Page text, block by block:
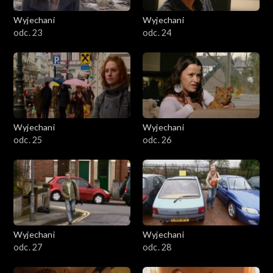
Wyjechani
odc. 23
Wyjechani
odc. 24
Wyjechani
odc. 25
Wyjechani
odc. 26
Wyjechani
odc. 27
Wyjechani
odc. 28